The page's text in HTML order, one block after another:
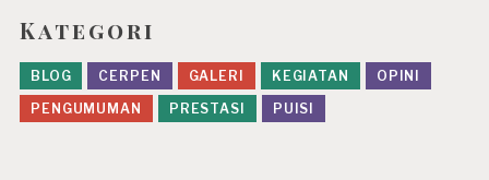
Kategori
BLOG CERPEN GALERI KEGIATAN
OPINI
PENGUMUMAN
PRESTASI PUISI